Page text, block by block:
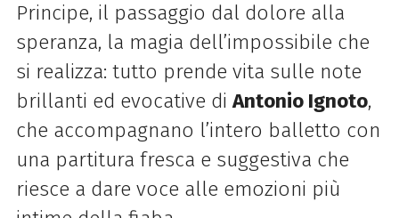
Principe, il passaggio dal dolore alla
speranza, la magia dell’impossibile che
si realizza: tutto prende vita sulle note
brillanti ed evocative diAntonio Ignoto,
che accompagnano l’intero balletto con
una partitura fresca e suggestiva che
riesce a dare voce alle emozioni più